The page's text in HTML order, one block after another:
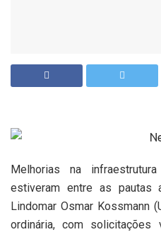
Melhorias na
estiveram entre as pautas
Lindomar Osmar Kossmann
ordinária, com solicitações